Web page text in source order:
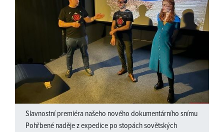
Slavnostní premiéra našeho nového dokumentárního snímu
Pohřbené naděje z expedice po stopách sovětských